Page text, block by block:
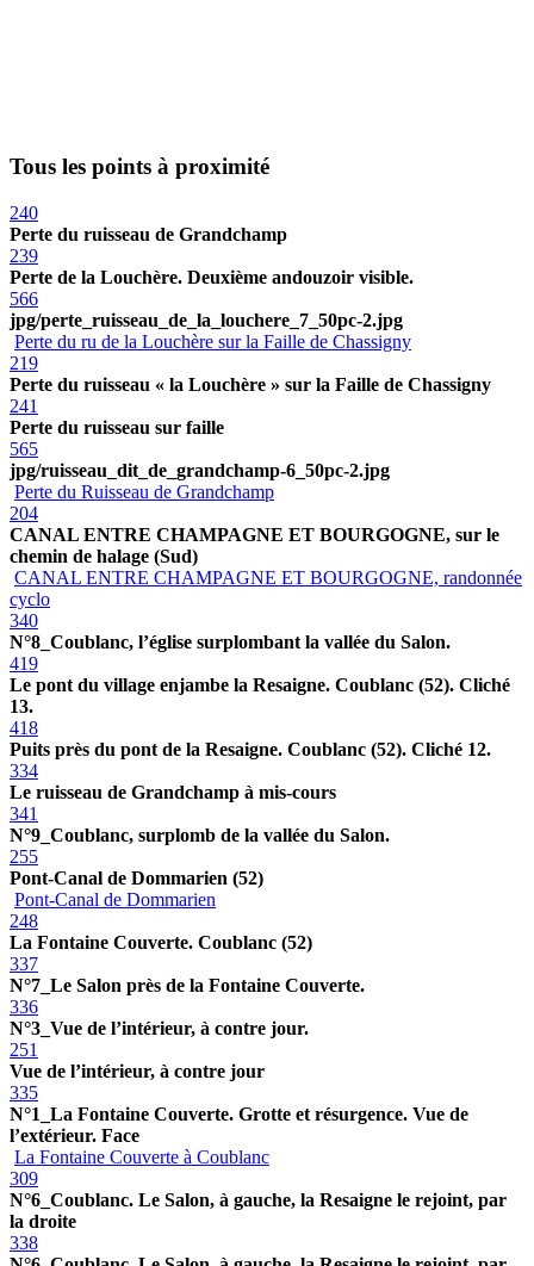
Tous les points à proximité
240
Perte du ruisseau de Grandchamp
239
Perte de la Louchère. Deuxième andouzoir visible.
566
jpg/perte_ruisseau_de_la_louchere_7_50pc-2.jpg
Perte du ru de la Louchère sur la Faille de Chassigny
219
Perte du ruisseau « la Louchère » sur la Faille de Chassigny
241
Perte du ruisseau sur faille
565
jpg/ruisseau_dit_de_grandchamp-6_50pc-2.jpg
Perte du Ruisseau de Grandchamp
204
CANAL ENTRE CHAMPAGNE ET BOURGOGNE, sur le
chemin de halage (Sud)
CANAL ENTRE CHAMPAGNE ET BOURGOGNE, randonnée
cyclo
340
N°8_Coublanc, l’église surplombant la vallée du Salon.
419
Le pont du village enjambe la Resaigne. Coublanc (52). Cliché
13.
418
Puits près du pont de la Resaigne. Coublanc (52). Cliché 12.
334
Le ruisseau de Grandchamp à mis-cours
341
N°9_Coublanc, surplomb de la vallée du Salon.
255
Pont-Canal de Dommarien (52)
Pont-Canal de Dommarien
248
La Fontaine Couverte. Coublanc (52)
337
N°7_Le Salon près de la Fontaine Couverte.
336
N°3_Vue de l’intérieur, à contre jour.
251
Vue de l’intérieur, à contre jour
335
N°1_La Fontaine Couverte. Grotte et résurgence. Vue de
l’extérieur. Face
La Fontaine Couverte à Coublanc
309
N°6_Coublanc. Le Salon, à gauche, la Resaigne le rejoint, par
la droite
338